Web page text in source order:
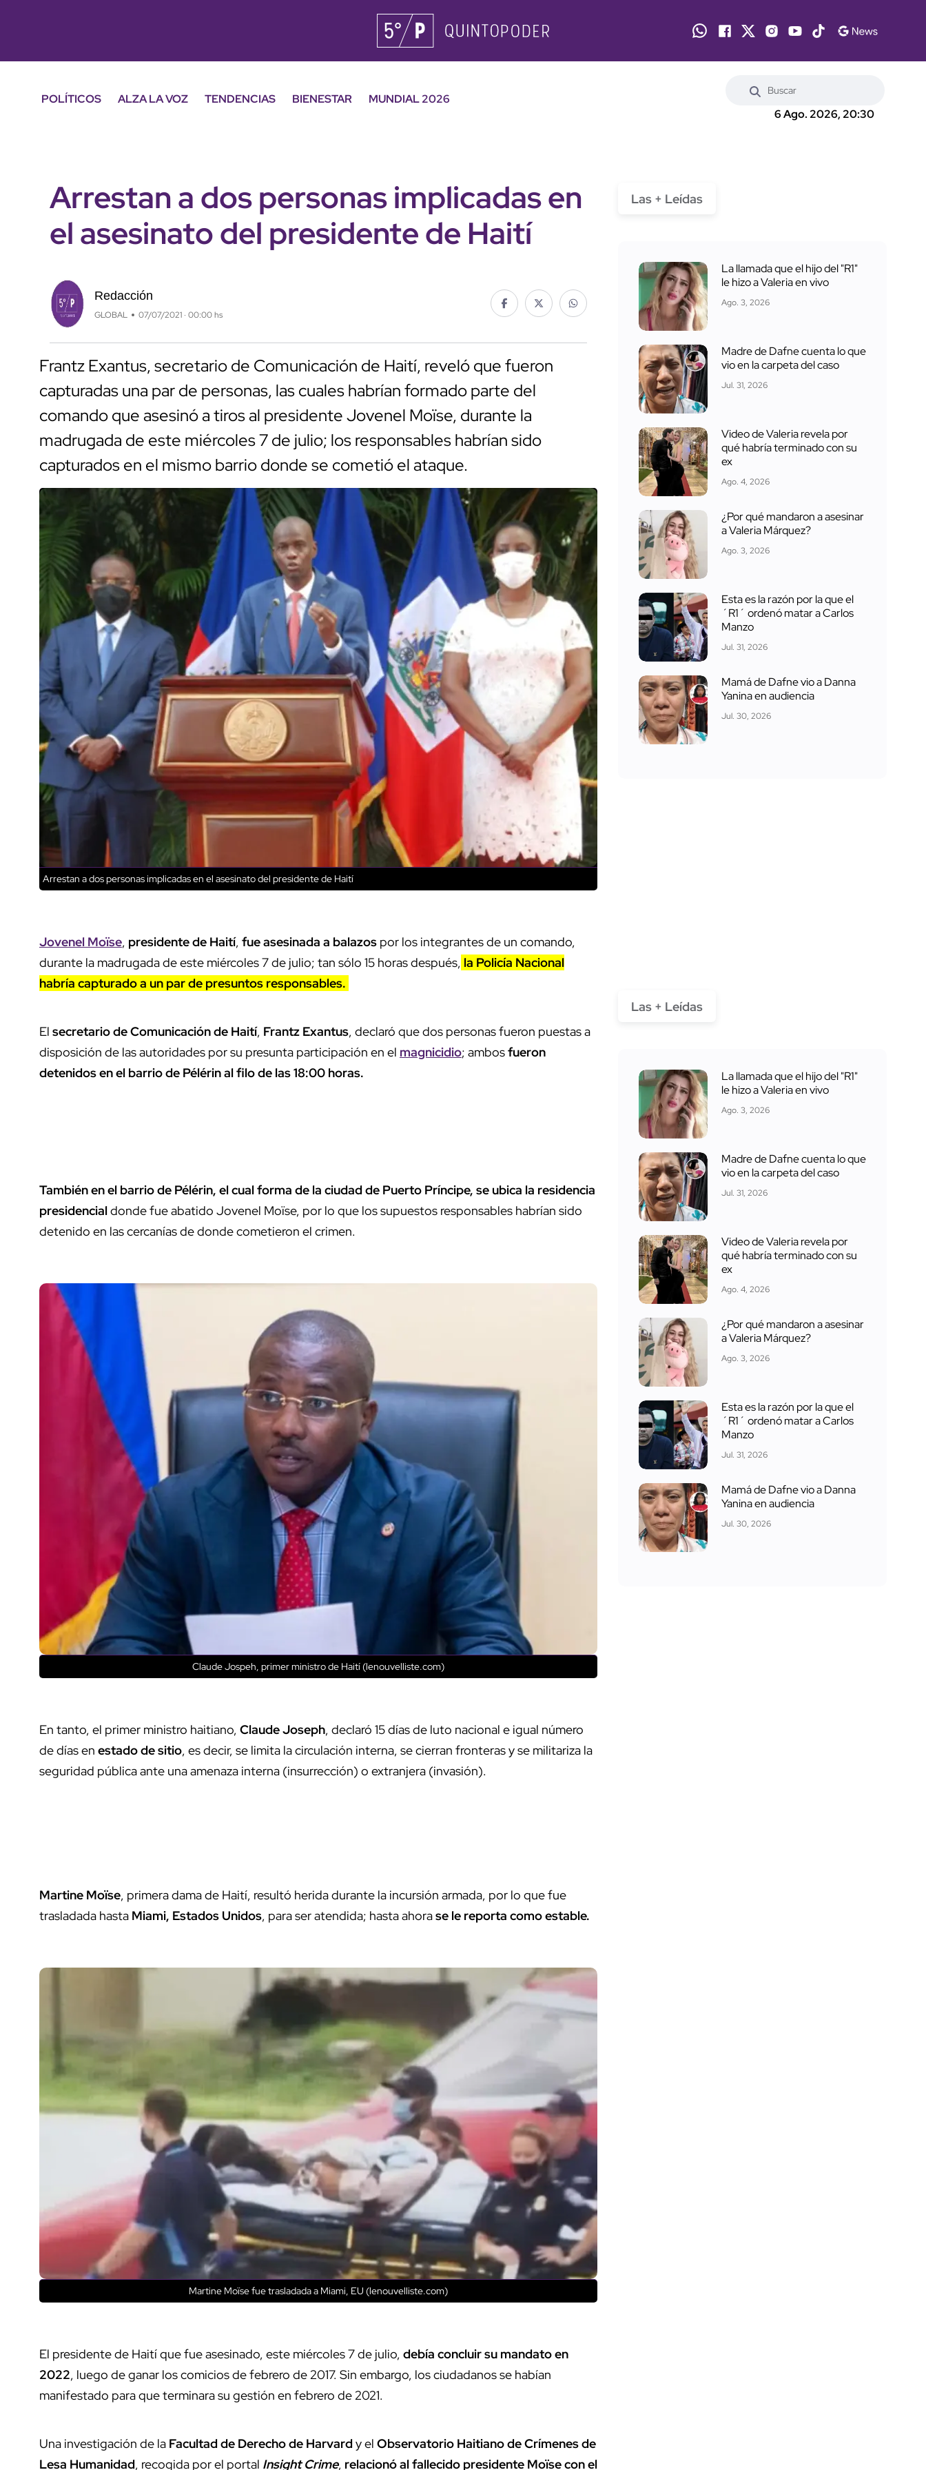
POLÍTICOS ALZA LA VOZ TENDENCIAS BIENESTAR
MUNDIAL 2026
6 Ago. 2026, 20:30
Arrestan a dos personas implicadas en
el asesinato del presidente de Haití
Redacción
GLOBAL 07/07/2021 · 00:00 hs
Frantz Exantus, secretario de Comunicación de Haití, reveló que fueron
capturadas una par de personas, las cuales habrían formado parte del
comando que asesinó a tiros al presidente Jovenel Moïse, durante la
madrugada de este miércoles 7 de julio; los responsables habrían sido
capturados en el mismo barrio donde se cometió el ataque.
Arrestan a dos personas implicadas en el asesinato del presidente de Haití
Jovenel Moïse, presidente de Haití, fue asesinada a balazos por los integrantes de un comando,
durante la madrugada de este miércoles 7 de julio; tan sólo 15 horas después, la Policía Nacional
habría capturado a un par de presuntos responsables.
El secretario de Comunicación de Haití, Frantz Exantus, declaró que dos personas fueron puestas a
disposición de las autoridades por su presunta participación en el magnicidio; ambosfueron
detenidos en el barrio de Pélérin al filo de las 18:00 horas.
También en el barrio de Pélérin, el cual forma de la ciudad de Puerto Príncipe, se ubica la residencia
presidencialdonde fue abatido Jovenel Moïse, por lo que los supuestos responsables habrían sido
detenido en las cercanías de donde cometieron el crimen.
Claude Jospeh, primer ministro de Haití (lenouvelliste.com)
En tanto, el primer ministro haitiano, Claude Joseph, declaró 15 días de luto nacional e igual número
de días en estado de sitio, es decir, se limita la circulación interna, se cierran fronteras y se militariza la
seguridad pública ante una amenaza interna (insurrección) o extranjera (invasión).
Martine Moïse, primera dama de Haití, resultó herida durante la incursión armada, por lo que fue
trasladada hasta Miami, Estados Unidos, para ser atendida; hasta ahorase le reporta como estable.
Martine Moïse fue trasladada a Miami, EU (lenouvelliste.com)
El presidente de Haití que fue asesinado, este miércoles 7 de julio, debía concluir su mandato en
2022, luego de ganar los comicios de febrero de 2017. Sin embargo, los ciudadanos se habían
manifestado para que terminara su gestión en febrero de 2021.
Una investigación de la Facultad de Derecho de Harvardy el Observatorio Haitiano de Crímenes de
Lesa Humanidad, recogida por el portal Insight Crime, relacionó al fallecido presidente Moïse con el
Las + Leídas
La llamada que el hijo del "R1"
le hizo a Valeria en vivo
Ago. 3, 2026
Madre de Dafne cuenta lo que
vio en la carpeta del caso
Jul. 31, 2026
Video de Valeria revela por
qué habría terminado con su
ex
Ago. 4, 2026
¿Por qué mandaron a asesinar
a Valeria Márquez?
Ago. 3, 2026
Esta es la razón por la que el
´R1´ ordenó matar a Carlos
Manzo
Jul. 31, 2026
Mamá de Dafne vio a Danna
Yanina en audiencia
Jul. 30, 2026
Las + Leídas
La llamada que el hijo del "R1"
le hizo a Valeria en vivo
Ago. 3, 2026
Madre de Dafne cuenta lo que
vio en la carpeta del caso
Jul. 31, 2026
Video de Valeria revela por
qué habría terminado con su
ex
Ago. 4, 2026
¿Por qué mandaron a asesinar
a Valeria Márquez?
Ago. 3, 2026
Esta es la razón por la que el
´R1´ ordenó matar a Carlos
Manzo
Jul. 31, 2026
Mamá de Dafne vio a Danna
Yanina en audiencia
Jul. 30, 2026